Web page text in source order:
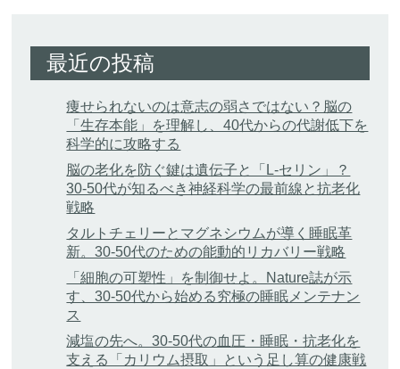
最近の投稿
痩せられないのは意志の弱さではない？脳の
「生存本能」を理解し、40代からの代謝低下を
科学的に攻略する
脳の老化を防ぐ鍵は遺伝子と「L-セリン」？
30-50代が知るべき神経科学の最前線と抗老化
戦略
タルトチェリーとマグネシウムが導く睡眠革
新。30-50代のための能動的リカバリー戦略
「細胞の可塑性」を制御せよ。Nature誌が示
す、30-50代から始める究極の睡眠メンテナン
ス
減塩の先へ。30-50代の血圧・睡眠・抗老化を
支える「カリウム摂取」という足し算の健康戦